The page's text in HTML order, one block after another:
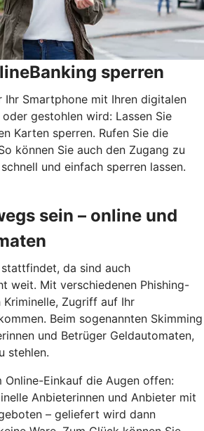
sperren
Ihr Smartphone mit Ihren digitalen
gestohlen wird: Lassen Sie
Karten sperren. Rufen Sie die
können Sie auch den Zugang zu
und einfach sperren lassen.
sein – online und
da sind auch
weit. Mit verschiedenen Phishing-
Kriminelle, Zugriff auf Ihr
Beim sogenannten Skimming
und Betrüger Geldautomaten,
stehlen.
Online-Einkauf die Augen offen:
Anbieterinnen und Anbieter mit
– geliefert wird dann